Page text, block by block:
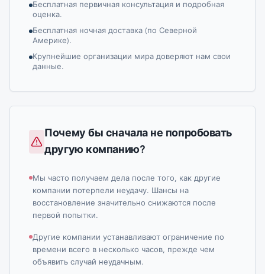
Бесплатная первичная консультация и подробная
оценка.
Бесплатная ночная доставка (по Северной
Америке).
Крупнейшие организации мира доверяют нам свои
данные.
Почему бы сначала не попробовать
другую компанию?
Мы часто получаем дела после того, как другие
компании потерпели неудачу. Шансы на
восстановление значительно снижаются после
первой попытки.
Другие компании устанавливают ограничение по
времени всего в несколько часов, прежде чем
объявить случай неудачным.